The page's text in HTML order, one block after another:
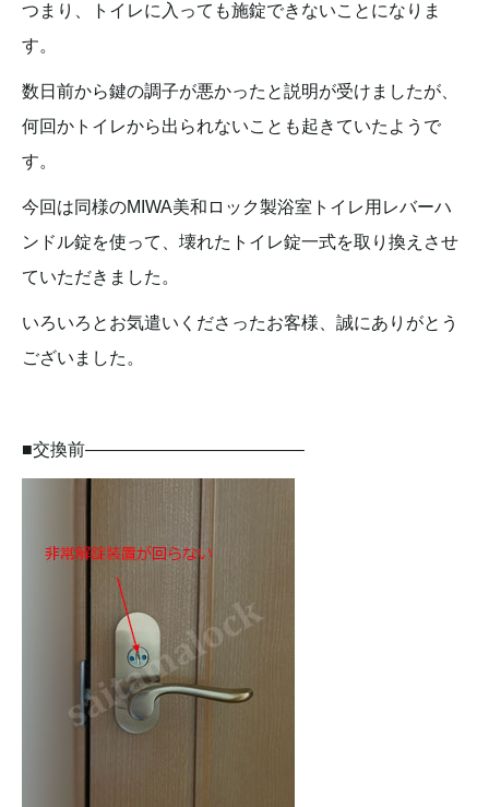
つまり、トイレに入っても施錠できないことになりま
す。
数日前から鍵の調子が悪かったと説明が受けましたが、
何回かトイレから出られないことも起きていたようで
す。
今回は同様のMIWA美和ロック製浴室トイレ用レバーハ
ンドル錠を使って、壊れたトイレ錠一式を取り換えさせ
ていただきました。
いろいろとお気遣いくださったお客様、誠にありがとう
ございました。
■交換前————————————–